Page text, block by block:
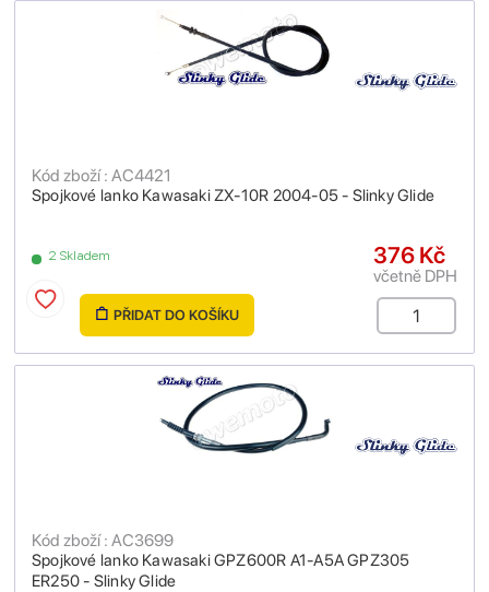
Spojkové lanko Kawasaki ZX-10R 2004-05 - Slinky Glide
Kód zboží : AC4421
2 Skladem 376 Kč
včetně DPH
PŘIDAT DO KOŠÍKU
Spojkové lanko Kawasaki GPZ600R A1-A5A GPZ305
ER250 - Slinky Glide
Kód zboží : AC3699